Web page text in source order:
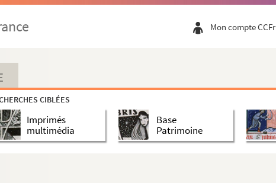
Mon compte CCFr
CIBLÉES
Imprimés
multimédia
Base
Patrimoine
sur la prédication française